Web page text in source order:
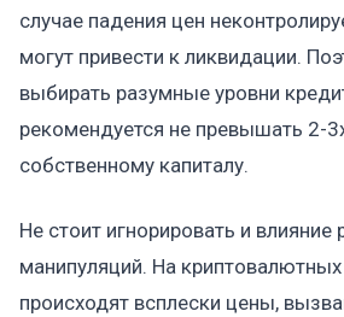
случае падения цен
могут привести к ликвидации.
выбирать разумные уровни
рекомендуется не превышать 2-
собственному капиталу.
Не стоит игнорировать и
манипуляций. На
происходят всплески цены,